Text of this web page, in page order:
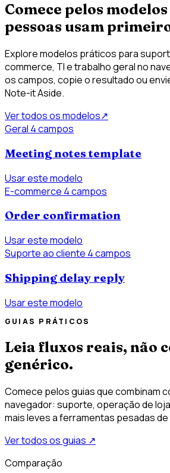
Comece pelos
pessoas usam
Explore modelos práticos para
commerce, TI e trabalho geral no
os campos, copie o resultado ou
Note-it Aside.
Ver todos os modelos↗
Geral 4 campos
Meeting notes template
Usar este modelo
E-commerce 4 campos
Order confirmation
Usar este modelo
Suporte ao cliente 4 campos
Shipping delay reply
Usar este modelo
GUIAS PRÁTICOS
Leia fluxos reais, não
genérico.
Comece pelos guias que combinam
navegador: suporte, operação de
mais leves a ferramentas pesadas
Ver todos os guias ↗
Comparação